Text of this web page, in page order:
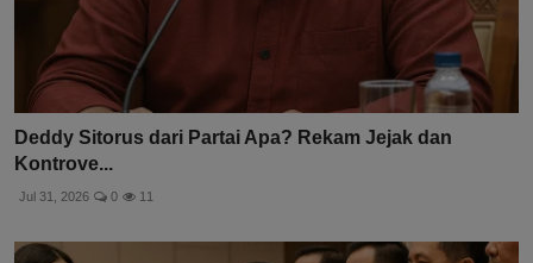
Deddy Sitorus dari Partai Apa? Rekam Jejak dan
Kontrove...
Jul 31, 2026 0 11